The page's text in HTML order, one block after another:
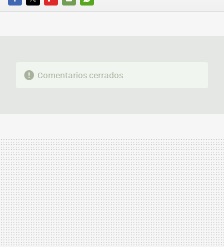
FACEBOOK
TWITTERFLIPBOARD
E-
WHATSAPP
Comentarios cerrados